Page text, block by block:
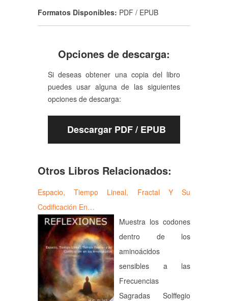
Formatos Disponibles: PDF / EPUB
Opciones de descarga:
Si deseas obtener una copia del libro
puedes usar alguna de las siguientes
opciones de descarga:
Descargar PDF / EPUB
Otros Libros Relacionados:
Espacio, Tiempo Lineal, Fractal Y Su
Codificación En…
Muestra los codones
dentro de los
aminoácidos
sensibles a las
Frecuencias
Sagradas Solffegio